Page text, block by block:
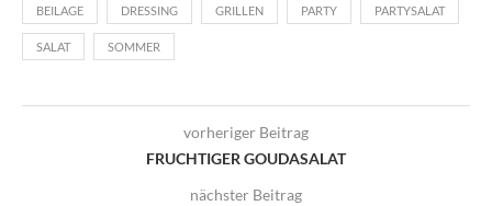
BEILAGE DRESSING GRILLEN PARTY PARTYSALAT
SALAT SOMMER
vorheriger Beitrag
FRUCHTIGER GOUDASALAT
nächster Beitrag